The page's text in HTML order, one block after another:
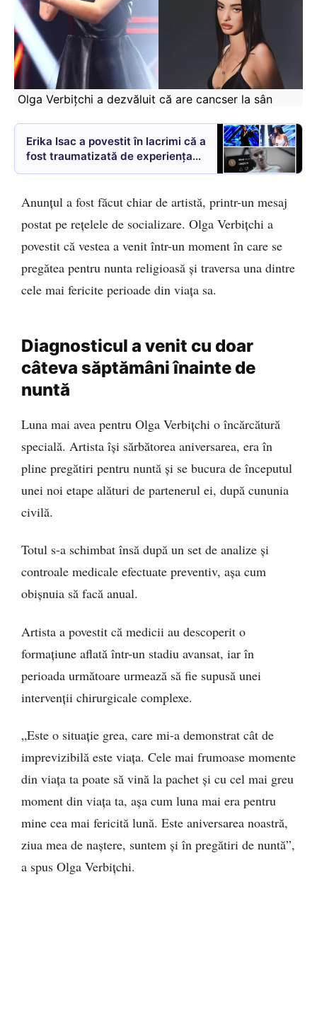
Olga Verbițchi a dezvăluit că are cancser la sân
Erika Isac a povestit în lacrimi că a
fost traumatizată de experiența
„X Factor”: „M-a pus la pământ”
Anunțul a fost făcut chiar de artistă, printr-un mesaj
postat pe rețelele de socializare. Olga Verbițchi a
povestit că vestea a venit într-un moment în care se
pregătea pentru nunta religioasă și traversa una dintre
cele mai fericite perioade din viața sa.
Diagnosticul a venit cu doar
câteva săptămâni înainte de
nuntă
Luna mai avea pentru Olga Verbițchi o încărcătură
specială. Artista își sărbătorea aniversarea, era în
pline pregătiri pentru nuntă și se bucura de începutul
unei noi etape alături de partenerul ei, după cununia
civilă.
Totul s-a schimbat însă după un set de analize și
controale medicale efectuate preventiv, așa cum
obișnuia să facă anual.
Artista a povestit că medicii au descoperit o
formațiune aflată într-un stadiu avansat, iar în
perioada următoare urmează să fie supusă unei
intervenții chirurgicale complexe.
„Este o situație grea, care mi-a demonstrat cât de
imprevizibilă este viața. Cele mai frumoase momente
din viața ta poate să vină la pachet și cu cel mai greu
moment din viața ta, așa cum luna mai era pentru
mine cea mai fericită lună. Este aniversarea noastră,
ziua mea de naștere, suntem și în pregătiri de nuntă”,
a spus Olga Verbițchi.